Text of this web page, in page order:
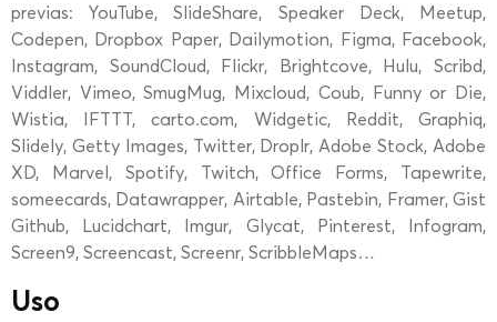
previas: YouTube, SlideShare, Speaker Deck, Meetup,
Codepen, Dropbox Paper, Dailymotion, Figma, Facebook,
Instagram, SoundCloud, Flickr, Brightcove, Hulu, Scribd,
Viddler, Vimeo, SmugMug, Mixcloud, Coub, Funny or Die,
Wistia, IFTTT, carto.com, Widgetic, Reddit, Graphiq,
Slidely, Getty Images, Twitter, Droplr, Adobe Stock, Adobe
XD, Marvel, Spotify, Twitch, Office Forms, Tapewrite,
someecards, Datawrapper, Airtable, Pastebin, Framer, Gist
Github, Lucidchart, Imgur, Glycat, Pinterest, Infogram,
Screen9, Screencast, Screenr, ScribbleMaps…
Uso